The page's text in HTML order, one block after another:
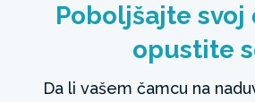
Poboljšajte svoj
opustite
Da li vašem čamcu na